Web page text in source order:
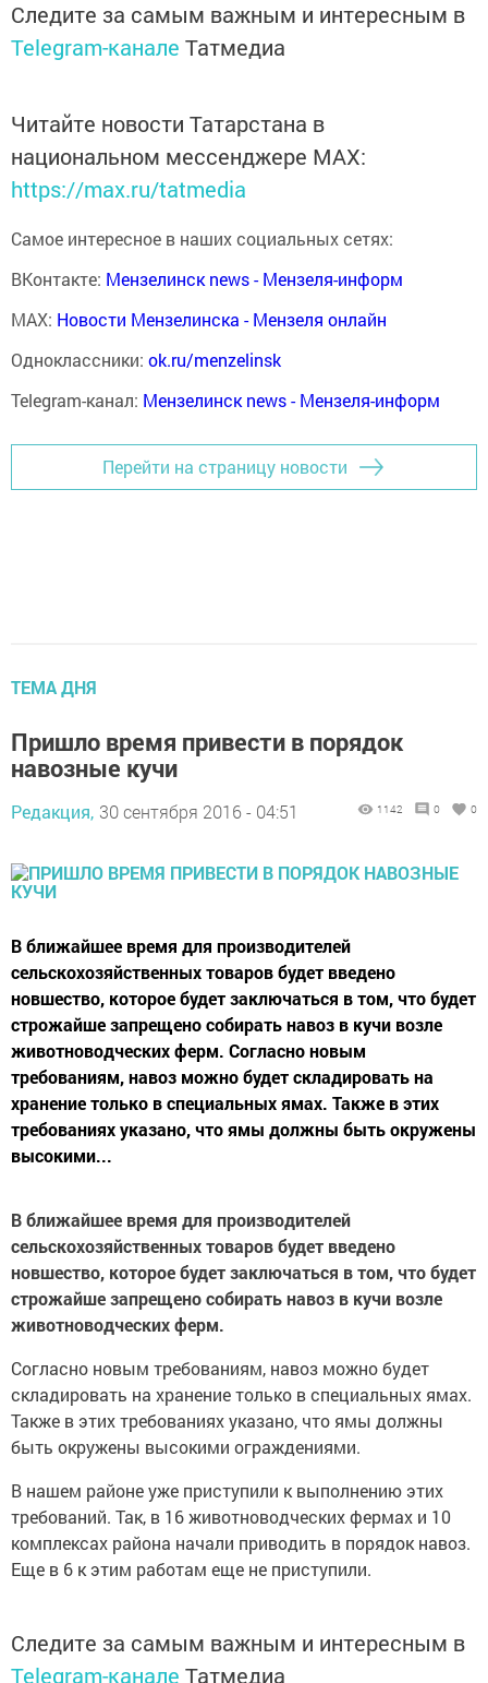
Следите за самым важным и интересным в
Telegram-канале Татмедиа
Читайте новости Татарстана в
национальном мессенджере MАХ:
https://max.ru/tatmedia
Самое интересное в наших социальных сетях:
ВКонтакте: Мензелинск news - Мензеля-информ
MAX: Новости Мензелинска - Мензеля онлайн
Одноклассники: ok.ru/menzelinsk
Telegram-канал: Мензелинск news - Мензеля-информ
Перейти на страницу новости
ТЕМА ДНЯ
Пришло время привести в порядок
навозные кучи
Редакция, 30 сентября 2016 - 04:51 1142 0 0
В ближайшее время для производителей
сельскохозяйственных товаров будет введено
новшество, которое будет заключаться в том, что будет
строжайше запрещено собирать навоз в кучи возле
животноводческих ферм. Согласно новым
требованиям, навоз можно будет складировать на
хранение только в специальных ямах. Также в этих
требованиях указано, что ямы должны быть окружены
высокими...
В ближайшее время для производителей
сельскохозяйственных товаров будет введено
новшество, которое будет заключаться в том, что будет
строжайше запрещено собирать навоз в кучи возле
животноводческих ферм.
Согласно новым требованиям, навоз можно будет
складировать на хранение только в специальных ямах.
Также в этих требованиях указано, что ямы должны
быть окружены высокими ограждениями.
В нашем районе уже приступили к выполнению этих
требований. Так, в 16 животноводческих фермах и 10
комплексах района начали приводить в порядок навоз.
Еще в 6 к этим работам еще не приступили.
Следите за самым важным и интересным в
Telegram-канале Татмедиа